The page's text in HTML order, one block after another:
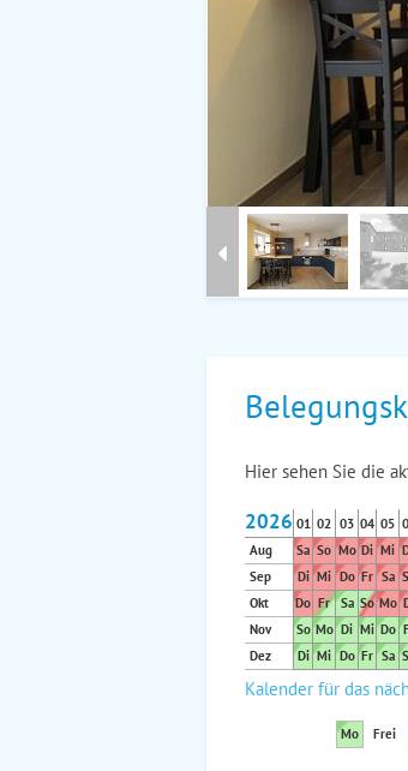
Hier sehen Sie die
2026 01 02 03 04 05
Aug
Sa So Mo Di Mi
Sep
Di Mi Do Fr Sa
Okt
Do Fr Sa So Mo
Nov
So Mo Di Mi Do
Dez
Di Mi Do Fr Sa
Kalender für das
Mo Frei